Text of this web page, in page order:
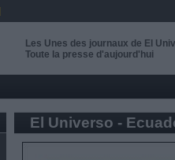
Les Unes des journaux de El
Toute la presse d'aujourd'hui
El Universo -